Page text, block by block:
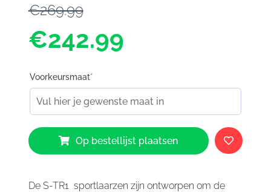
€269.99
€242.99
Voorkeursmaat*
TCX
S-
TR1
Black
Op bestellijst plaatsen
De S-TR1 sportlaarzen zijn ontworpen om de